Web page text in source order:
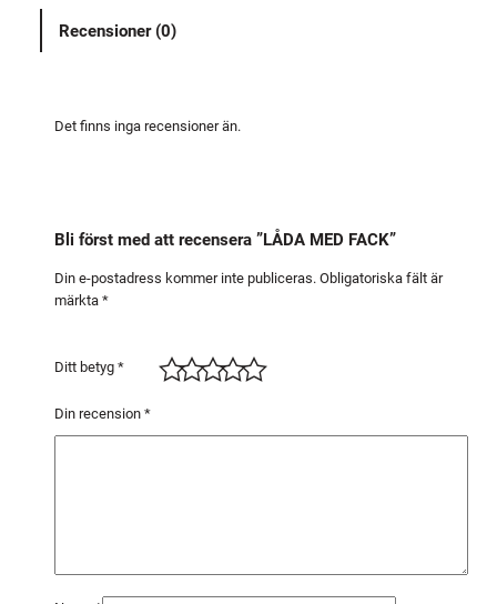
D
Recensioner (0)
Det finns inga recensioner än.
Bli först med att recensera ”LÅDA MED FACK”
Din e-postadress kommer inte publiceras. Obligatoriska fält är
märkta *
Ditt betyg *
Din recension *